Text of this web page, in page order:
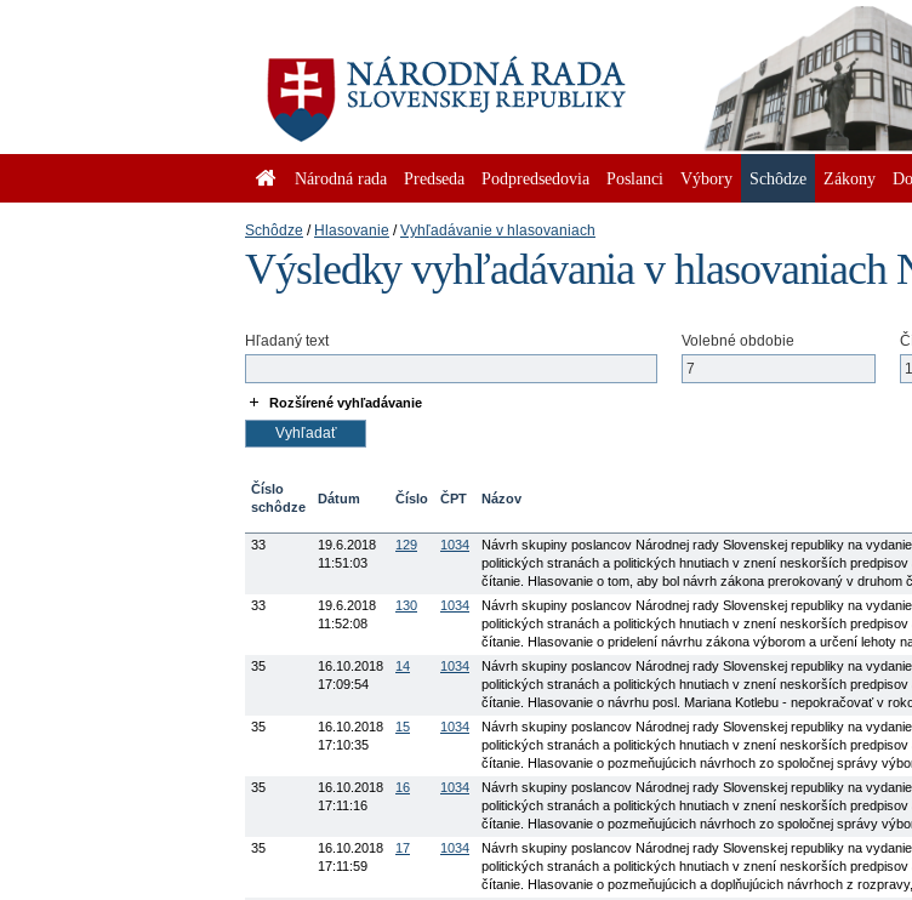
Národná rada Predseda Podpredsedovia Poslanci Výbory Schôdze Zákony
Schôdze Hlasovanie Vyhľadávanie v hlasovaniach
Výsledky vyhľadávania v hlasovaniach
Hľadaný text Volebné obdobie
Rozšírené vyhľadávanie
Číslo
schôdze
Dátum Číslo ČPT Názov
33
19.6.2018
11:51:03
129 1034
Návrh skupiny poslancov Národnej rady Slovenskej republiky na
politických stranách a politických hnutiach v znení neskorších
čítanie. Hlasovanie o tom, aby bol návrh zákona prerokovaný v druhom
33
19.6.2018
11:52:08
130 1034
Návrh skupiny poslancov Národnej rady Slovenskej republiky na
politických stranách a politických hnutiach v znení neskorších
čítanie. Hlasovanie o pridelení návrhu zákona výborom a určení lehoty
35
16.10.2018
17:09:54
14 1034
Návrh skupiny poslancov Národnej rady Slovenskej republiky na
politických stranách a politických hnutiach v znení neskorších
čítanie. Hlasovanie o návrhu posl. Mariana Kotlebu - nepokračovať v
35
16.10.2018
17:10:35
15 1034
Návrh skupiny poslancov Národnej rady Slovenskej republiky na
politických stranách a politických hnutiach v znení neskorších
čítanie. Hlasovanie o pozmeňujúcich návrhoch zo spoločnej správy
35
16.10.2018
17:11:16
16 1034
Návrh skupiny poslancov Národnej rady Slovenskej republiky na
politických stranách a politických hnutiach v znení neskorších
čítanie. Hlasovanie o pozmeňujúcich návrhoch zo spoločnej správy
35
16.10.2018
17:11:59
17 1034
Návrh skupiny poslancov Národnej rady Slovenskej republiky na
politických stranách a politických hnutiach v znení neskorších
čítanie. Hlasovanie o pozmeňujúcich a doplňujúcich návrhoch z